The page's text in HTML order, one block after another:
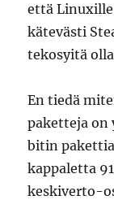
että Linuxille
kätevästi
tekosyitä
En tiedä
paketteja on
bitin
kappaletta
keskiverto-